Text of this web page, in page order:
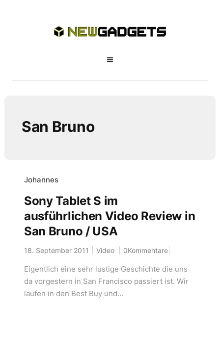
San Bruno
Johannes
Sony Tablet S im
ausführlichen Video Review in
San Bruno / USA
18. September 2011 Video 0Kommentare
Eigentlich eine sehr lustige Geschichte die uns
da vorgestern in San Francisco passiert ist. Wir
laufen in den Best Buy und...